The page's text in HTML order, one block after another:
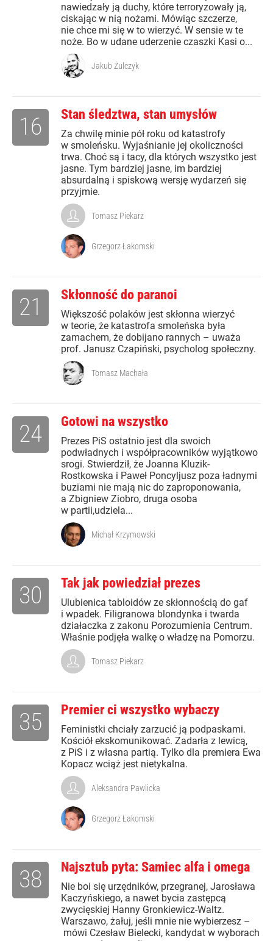
nawiedzały ją duchy, które terroryzowały ją,
ciskając w nią nożami. Mówiąc szczerze,
nie chce mi się w to wierzyć. W sensie w te
noże. Bo w udane uderzenie czaszki Kasi o...
Jakub Żulczyk
Stan śledztwa, stan umysłów
Za chwilę minie pół roku od katastrofy
w smoleńsku. Wyjaśnianie jej okoliczności
trwa. Choć są i tacy, dla których wszystko jest
jasne. Tym bardziej jasne, im bardziej
absurdalną i spiskową wersję wydarzeń się
przyjmie.
16
Tomasz Piekarz
Grzegorz Łakomski
Skłonność do paranoi
Większość polaków jest skłonna wierzyć
w teorie, że katastrofa smoleńska była
zamachem, że dobijano rannych – uważa
prof. Janusz Czapiński, psycholog społeczny.
21
Tomasz Machała
Gotowi na wszystko
Prezes PiS ostatnio jest dla swoich
podwładnych i współpracowników wyjątkowo
srogi. Stwierdził, że Joanna Kluzik-
Rostkowska i Paweł Poncyljusz poza ładnymi
buziami nie mają nic do zaproponowania,
a Zbigniew Ziobro, druga osoba
w partii,udziela...
24
Michał Krzymowski
Tak jak powiedział prezes
Ulubienica tabloidów ze skłonnością do gaf
i wpadek. Filigranowa blondynka i twarda
działaczka z zakonu Porozumienia Centrum.
Właśnie podjęła walkę o władzę na Pomorzu.
30
Tomasz Piekarz
Premier ci wszystko wybaczy
Feministki chciały zarzucić ją podpaskami.
Kościół ekskomunikować. Zadarła z lewicą,
z PiS i z własna partią. Tylko dla premiera Ewa
Kopacz wciąż jest nietykalna.
35
Aleksandra Pawlicka
Grzegorz Łakomski
Najsztub pyta: Samiec alfa i omega
Nie boi się urzędników, przegranej, Jarosława
Kaczyńskiego, a nawet bycia zastępcą
zwycięskiej Hanny Gronkiewicz-Waltz.
Warszawo, żałuj, jeśli mnie nie wybierzesz –
mówi Czesław Bielecki, kandydat w wyborach
38